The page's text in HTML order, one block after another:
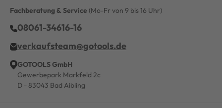
Fachberatung & Service (Mo-Fr von 9 bis 16 Uhr)
08061-34616-16
verkaufsteam@gotools.de
GOTOOLS GmbH
Gewerbepark Markfeld 2c
D - 83043 Bad Aibling